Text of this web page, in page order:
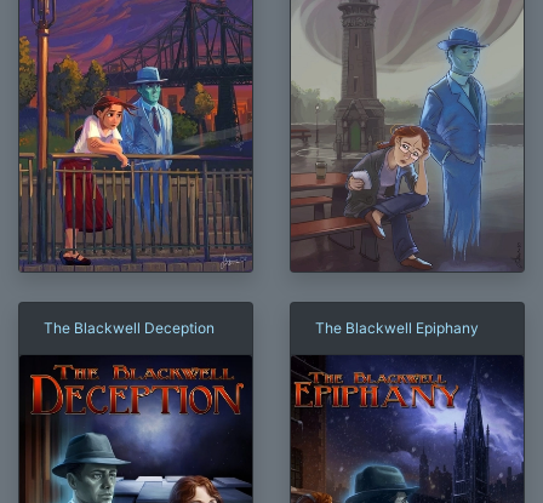
The Blackwell Deception The Blackwell Epiphany